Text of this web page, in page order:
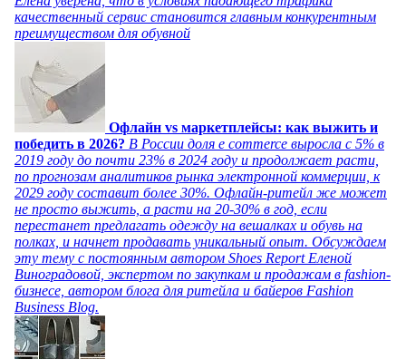
качественный сервис становится главным конкурентным
преимуществом для обувной
Офлайн vs маркетплейсы: как выжить и
победить в 2026? В России доля e commerce выросла с 5% в
2019 году до почти 23% в 2024 году и продолжает расти,
по прогнозам аналитиков рынка электронной коммерции, к
2029 году составит более 30%. Офлайн-ритейл же может
не просто выжить, а расти на 20-30% в год, если
перестанет предлагать одежду на вешалках и обувь на
полках, и начнет продавать уникальный опыт. Обсуждаем
эту тему с постоянным автором Shoes Report Еленой
Виноградовой, экспертом по закупкам и продажам в fashion-
бизнесе, автором блога для ритейла и байеров Fashion
Business Blog.